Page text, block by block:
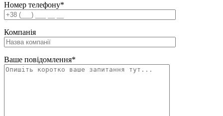
Номер телефону*
Компанія
Ваше повідомлення*